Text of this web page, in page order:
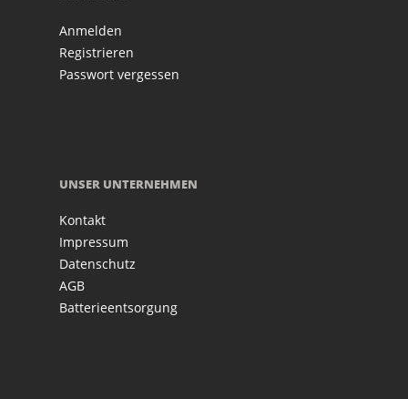
Anmelden
Registrieren
Passwort vergessen
UNSER UNTERNEHMEN
Kontakt
Impressum
Datenschutz
AGB
Batterieentsorgung